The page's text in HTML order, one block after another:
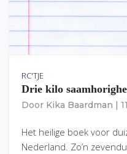
RC'TJE
Drie kilo
Door Kika Baardman
Het heilige boek voor
Nederland. Zo’n